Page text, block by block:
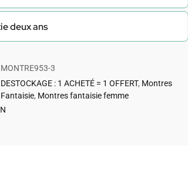
deux ans
MONTRE953-3
DESTOCKAGE : 1 ACHETÉ = 1 OFFERT, Montres
Fantaisie, Montres fantaisie femme